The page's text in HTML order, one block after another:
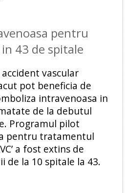
pentru
43 de spitale
vascular
pot beneficia de
intravenoasa in
de la debutul
Programul pilot
pentru tratamentul
a fost extins de
de la 10 spitale la 43.